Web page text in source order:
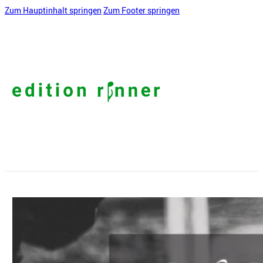
Zum Hauptinhalt springen Zum Footer springen